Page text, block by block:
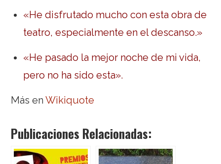
«He disfrutado mucho con esta obra de
teatro, especialmente en el descanso.»
«He pasado la mejor noche de mi vida,
pero no ha sido esta».
Más enWikiquote
Publicaciones Relacionadas: